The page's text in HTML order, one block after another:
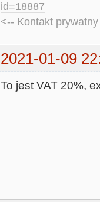
id=18887
<-- Kontakt
2021-01-09
To jest VAT 20%,